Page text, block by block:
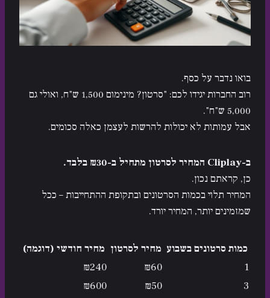
בואו נדבר על כסף.
רוב החברות יגידו לכם: "סרטון? מינימום 1,500 ש"ח, ואולי גם
5,000 ש"ח".
אבל עמותות לא יכולות להרשות לעצמן כאלה סכומים.
ב-Cliplay המחיר לסרטון מתחיל ב-₪30 בלבד.
כן, קראתם נכון.
המחיר תלוי בכמות הסרטונים ובתקופת ההתחייבות – ככל
שמזמינים יותר, המחיר יורד.
כמות סרטונים בשבוע מחיר לסרטון מחיר חודשי (דוגמה)
1
₪60
₪240
3
₪50
₪600